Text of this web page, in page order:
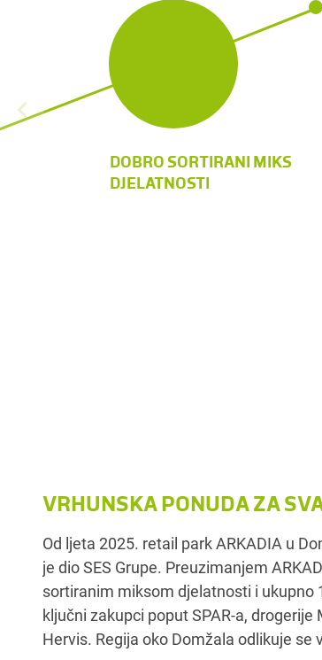
DOBRO SORTIRANI MIKS
DJELATNOSTI
VRHUNSKA PONUDA ZA
Od ljeta 2025. retail park ARKADIA u
je dio SES Grupe. Preuzimanjem
sortiranim miksom djelatnosti i ukupno
ključni zakupci poput SPAR-a, drogerije
Hervis. Regija oko Domžala odlikuje se
krugu od 15 minuta vožnje oko
retail park u slovenskom portfelju
lokaciju za osnovnu opskrbu s